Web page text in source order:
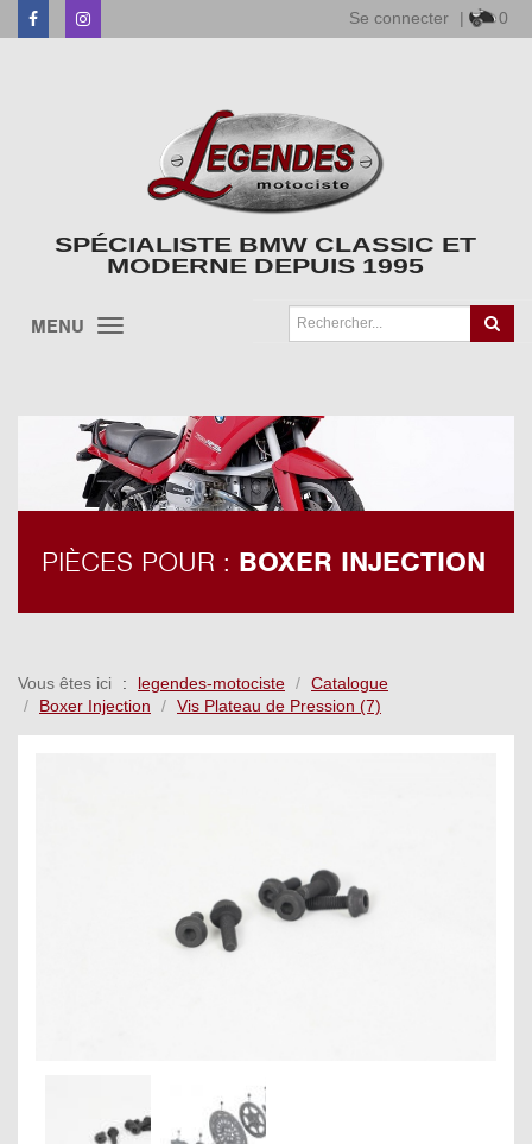
FacebookInstagram Se connecter | 0
SPÉCIALISTE BMW CLASSIC ET
MODERNE DEPUIS 1995
MENU
PIÈCES POUR : BOXER INJECTION
Vous êtes ici legendes-motociste
Catalogue
Boxer Injection
Vis Plateau de Pression (7)